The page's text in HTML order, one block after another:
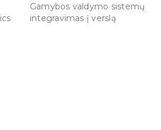
Gamybos valdymo sistemų
integravimas į verslą